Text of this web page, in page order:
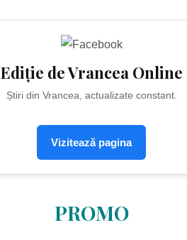
Ediție de Vrancea Online
Știri din Vrancea, actualizate constant.
Vizitează pagina
PROMO